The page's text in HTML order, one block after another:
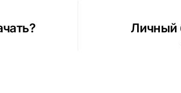
Личный